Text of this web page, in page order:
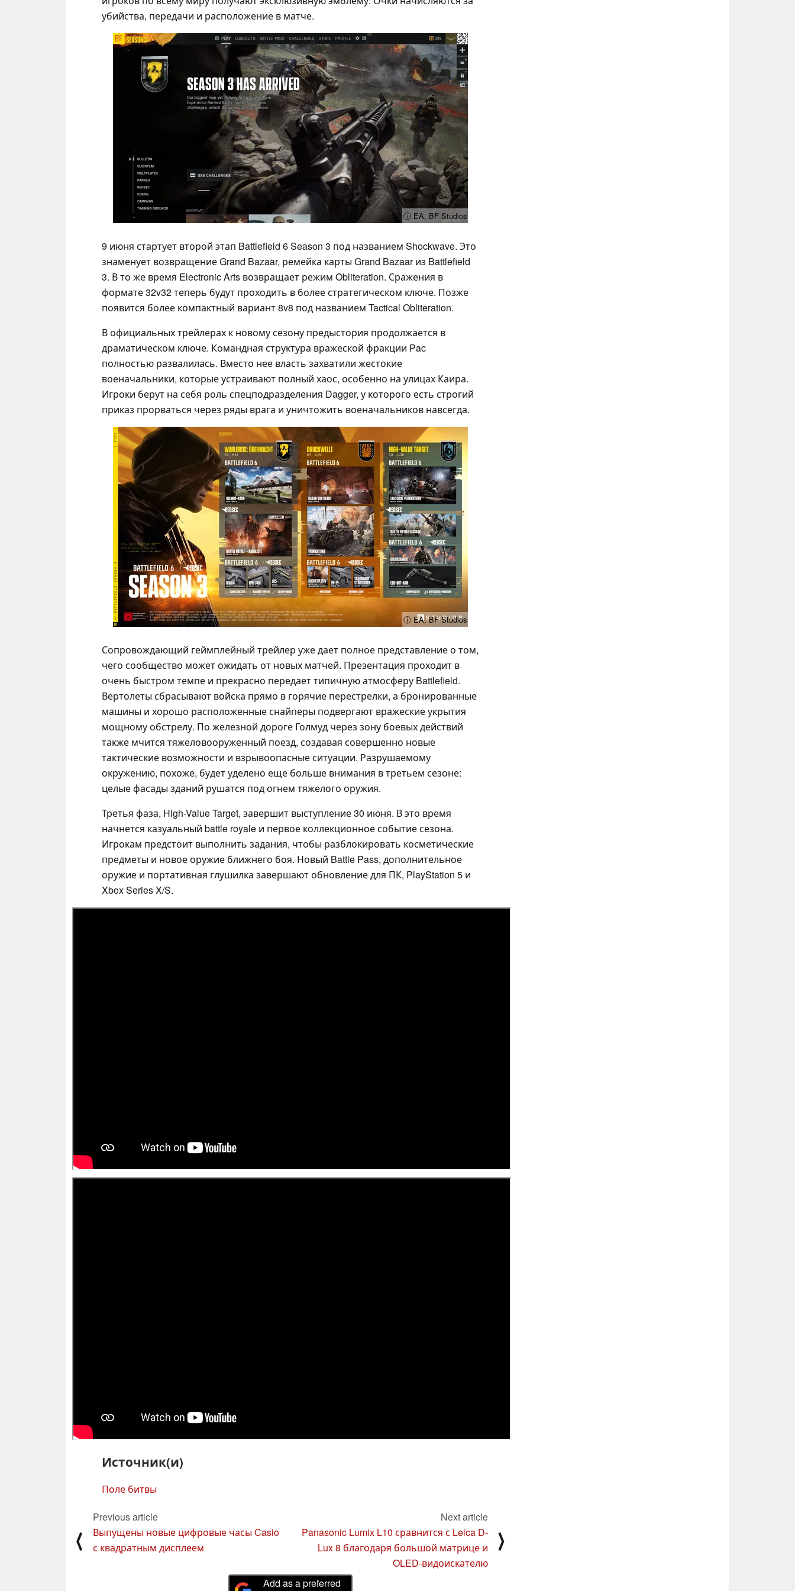
убийства, передачи и расположение в матче.
ⓘ EA, BF Studios
9 июня стартует второй этап Battlefield 6 Season 3 под названием Shockwave. Это
знаменует возвращение Grand Bazaar, ремейка карты Grand Bazaar из Battlefield
3. В то же время Electronic Arts возвращает режим Obliteration. Сражения в
формате 32v32 теперь будут проходить в более стратегическом ключе. Позже
появится более компактный вариант 8v8 под названием Tactical Obliteration.
В официальных трейлерах к новому сезону предыстория продолжается в
драматическом ключе. Командная структура вражеской фракции Pac
полностью развалилась. Вместо нее власть захватили жестокие
военачальники, которые устраивают полный хаос, особенно на улицах Каира.
Игроки берут на себя роль спецподразделения Dagger, у которого есть строгий
приказ прорваться через ряды врага и уничтожить военачальников навсегда.
ⓘ EA, BF Studios
Сопровождающий геймплейный трейлер уже дает полное представление о том,
чего сообщество может ожидать от новых матчей. Презентация проходит в
очень быстром темпе и прекрасно передает типичную атмосферу Battlefield.
Вертолеты сбрасывают войска прямо в горячие перестрелки, а бронированные
машины и хорошо расположенные снайперы подвергают вражеские укрытия
мощному обстрелу. По железной дороге Голмуд через зону боевых действий
также мчится тяжеловооруженный поезд, создавая совершенно новые
тактические возможности и взрывоопасные ситуации. Разрушаемому
окружению, похоже, будет уделено еще больше внимания в третьем сезоне:
целые фасады зданий рушатся под огнем тяжелого оружия.
Третья фаза, High-Value Target, завершит выступление 30 июня. В это время
начнется казуальный battle royale и первое коллекционное событие сезона.
Игрокам предстоит выполнить задания, чтобы разблокировать косметические
предметы и новое оружие ближнего боя. Новый Battle Pass, дополнительное
оружие и портативная глушилка завершают обновление для ПК, PlayStation 5 и
Xbox Series X/S.
Источник(и)
Поле битвы
⟨
Previous article
Выпущены новые цифровые часы Casio
с квадратным дисплеем
Next article
Panasonic Lumix L10 сравнится с Leica D-
Lux 8 благодаря большой матрице и
OLED-видоискателю
⟩
Add as a preferred